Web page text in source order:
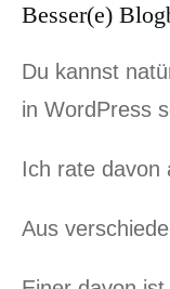
Besser(e)
Du kannst
in WordPress
Ich rate davon
Aus